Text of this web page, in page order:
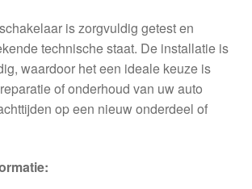
is zorgvuldig getest en
technische staat. De installatie is
waardoor het een ideale keuze is
of onderhoud van uw auto
op een nieuw onderdeel of